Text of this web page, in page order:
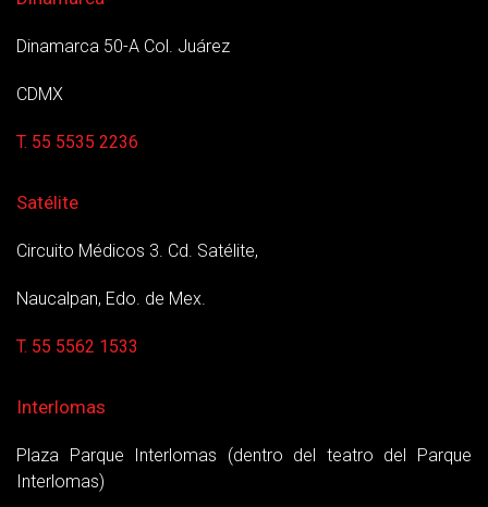
Dinamarca 50-A Col. Juárez
CDMX
T. 55 5535 2236
Satélite
Circuito Médicos 3. Cd. Satélite,
Naucalpan, Edo. de Mex.
T. 55 5562 1533
Interlomas
Plaza Parque Interlomas (dentro del teatro del Parque
Interlomas)